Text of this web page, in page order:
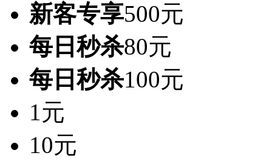
新客专享500元
每日秒杀80元
每日秒杀100元
1元
10元